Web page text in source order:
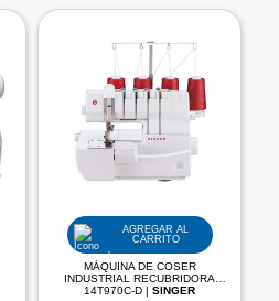
AGREGAR AL
CARRITO
MÁQUINA DE COSER
INDUSTRIAL RECUBRIDORA
14T970C-D | SINGER